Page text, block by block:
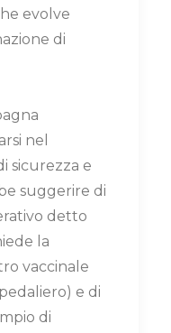
evolve
di
nel
sicurezza e
suggerire di
detto
la
vaccinale
e di
di